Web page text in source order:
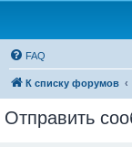
FAQ
К списку форумов
Отправить